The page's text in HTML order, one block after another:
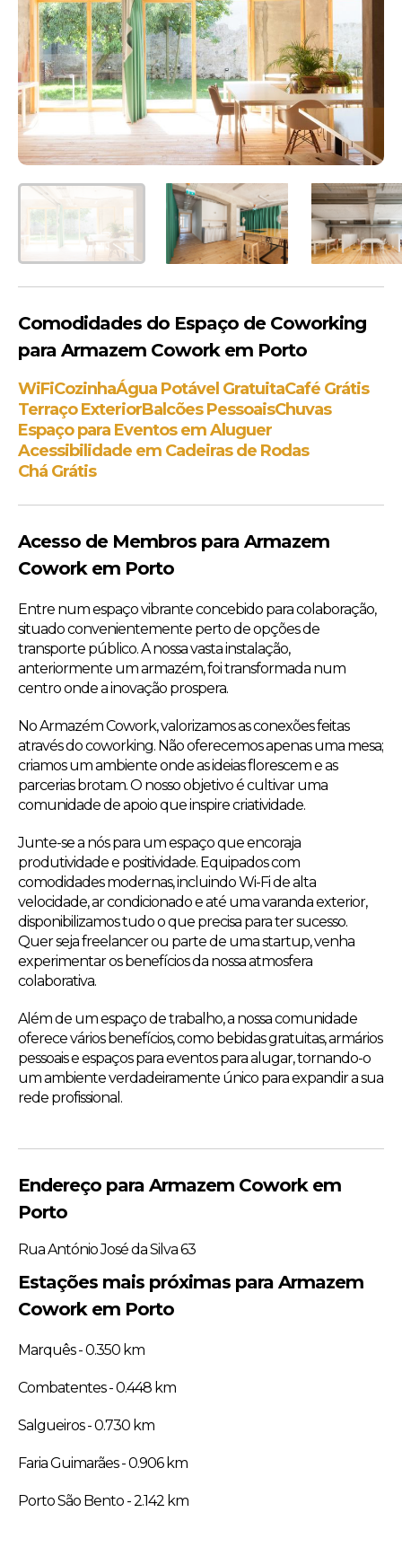
Comodidades do Espaço de Coworking
para Armazem Cowork em Porto
WiFiCozinhaÁgua Potável GratuitaCafé Grátis
Terraço ExteriorBalcões PessoaisChuvas
Espaço para Eventos em Aluguer
Acessibilidade em Cadeiras de Rodas
Chá Grátis
Acesso de Membros para Armazem
Cowork em Porto
Entre num espaço vibrante concebido para colaboração,
situado convenientemente perto de opções de
transporte público. A nossa vasta instalação,
anteriormente um armazém, foi transformada num
centro onde a inovação prospera.
No Armazém Cowork, valorizamos as conexões feitas
através do coworking. Não oferecemos apenas uma mesa;
criamos um ambiente onde as ideias florescem e as
parcerias brotam. O nosso objetivo é cultivar uma
comunidade de apoio que inspire criatividade.
Junte-se a nós para um espaço que encoraja
produtividade e positividade. Equipados com
comodidades modernas, incluindo Wi-Fi de alta
velocidade, ar condicionado e até uma varanda exterior,
disponibilizamos tudo o que precisa para ter sucesso.
Quer seja freelancer ou parte de uma startup, venha
experimentar os benefícios da nossa atmosfera
colaborativa.
Além de um espaço de trabalho, a nossa comunidade
oferece vários benefícios, como bebidas gratuitas, armários
pessoais e espaços para eventos para alugar, tornando-o
um ambiente verdadeiramente único para expandir a sua
rede profissional.
Endereço para Armazem Cowork em
Porto
Rua António José da Silva 63
Estações mais próximas para Armazem
Cowork em Porto
Marquês - 0.350 km
Combatentes - 0.448 km
Salgueiros - 0.730 km
Faria Guimarães - 0.906 km
Porto São Bento - 2.142 km